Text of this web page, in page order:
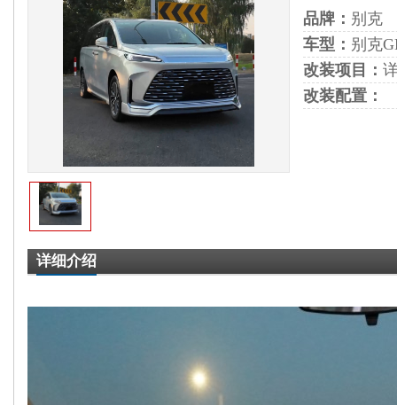
品牌： 别克
车型： 别克
改装项目：
改装配置：
详细介绍